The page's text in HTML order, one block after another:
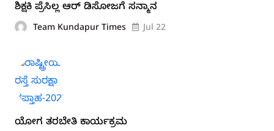
ಶಿಕ್ಷಕಿ ಪ್ರೆಸಿಲ್ಲ ಆರ್ ಡಿಸೋಜಗೆ ಸನ್ಮಾನ
Team Kundapur Times Jul 22
ಯೋಗ ತರಬೇತಿ ಕಾರ್ಯಕ್ರಮ